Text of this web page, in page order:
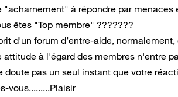
"acharnement" à répondre par
êtes "Top membre" ???????
d'un forum d’entre-aide,
attitude à l'égard des membres n'entre
doute pas un seul instant que votre
vous.........Plaisir